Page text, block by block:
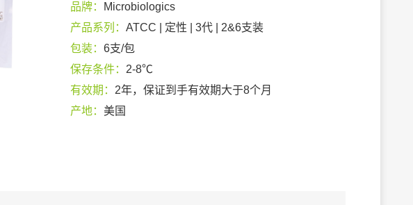
品牌：
Microbiologics
产品系列： ATCC | 定性 | 3代 | 2&6支装
包装： 6支/包
保存条件： 2-8℃
有效期： 2年，保证到手有效期大于8个月
产地： 美国